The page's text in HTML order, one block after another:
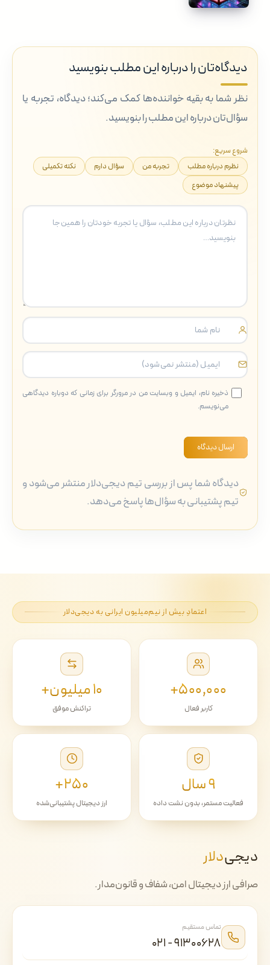
دیدگاه‌تان را درباره این مطلب بنویسید
نظر شما به بقیه خواننده‌ها کمک می‌کند؛ دیدگاه، تجربه یا
سؤال‌تان درباره این مطلب را بنویسید.
شروع سریع:
نظرم درباره مطلب
تجربه من سؤال دارم
نکته تکمیلی
پیشنهاد موضوع
ذخیره نام، ایمیل و وبسایت من در مرورگر برای زمانی که دوباره دیدگاهی
می‌نویسم.
ارسال دیدگاه
دیدگاه شما پس از بررسی تیم دیجی‌دلار منتشر می‌شود و
تیم پشتیبانی به سؤال‌ها پاسخ می‌دهد.
اعتمادِ بیش از نیم‌میلیون ایرانی به دیجی‌دلار
۵۰۰٬۰۰۰+
کاربر فعال
۱۰ میلیون+
تراکنش موفق
۹ سال
فعالیت مستمر، بدون نشت داده
۲۵۰+
ارز دیجیتال پشتیبانی‌شده
دیجی‌دلار
صرافی ارز دیجیتال امن، شفاف و قانون‌مدار.
تماس مستقیم
۰۲۱ - ۹۱۳۰۰۶۲۸